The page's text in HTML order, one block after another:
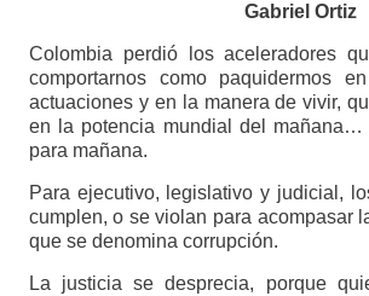
Gabriel Ortiz
Colombia perdió los aceleradores
comportarnos como paquidermos
actuaciones y en la manera de vivir,
en la potencia mundial del mañana…
para mañana.
Para ejecutivo, legislativo y judicial,
cumplen, o se violan para acompasar
que se denomina corrupción.
La justicia se desprecia, porque